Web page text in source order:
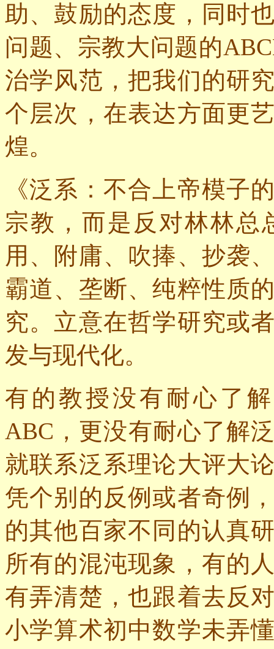
助、鼓励的态度，同时
问题、宗教大问题的
治学风范，把我们的研
个层次，在表达方面更
煌。
《泛系：不合上帝模子
宗教，而是反对林林总
用、附庸、吹捧、抄袭
霸道、垄断、纯粹性质
究。立意在哲学研究或
发与现代化。
有的教授没有耐心了
ABC ，更没有耐心了解
就联系泛系理论大评大
凭个别的反例或者奇例
的其他百家不同的认真
所有的混沌现象，有的
有弄清楚，也跟着去反
小学算术初中数学未弄